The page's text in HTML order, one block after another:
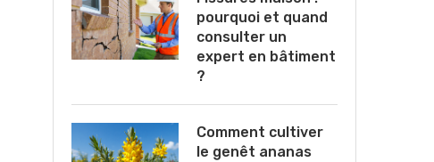
pourquoi et quand
consulter un
expert en bâtiment
?
Comment cultiver
le genêt ananas